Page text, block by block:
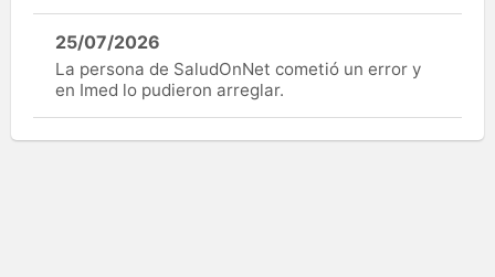
25/07/2026
La persona de SaludOnNet cometió un error y
en Imed lo pudieron arreglar.